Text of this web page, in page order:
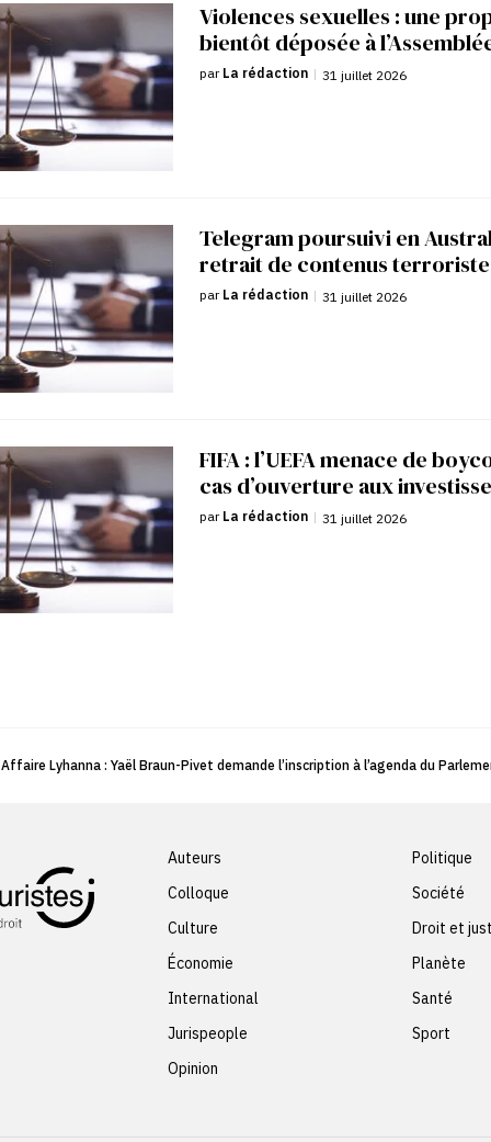
Violences sexuelles : une
bientôt déposée à
par La rédaction | 31 juillet 2026
Telegram poursuivi en
retrait de contenus
par La rédaction | 31 juillet 2026
FIFA : l’UEFA menace de
cas d’ouverture aux
par La rédaction | 31 juillet 2026
Affaire Lyhanna : Yaël Braun-Pivet demande l’inscription à l’agenda du
Auteurs
Colloque
Culture
Économie
International
Jurispeople
Opinion
Politique
Société
Droit et
Planète
Santé
Sport